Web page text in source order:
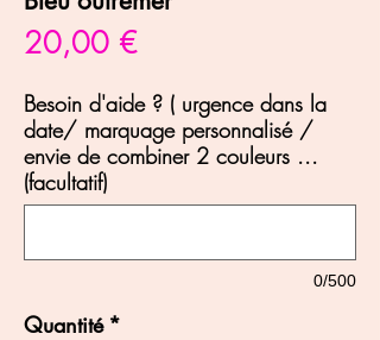
20,00 €Prix
Besoin d'aide ? ( urgence dans la
date/ marquage personnalisé /
envie de combiner 2 couleurs ...
(facultatif)
0/500
Quantité *